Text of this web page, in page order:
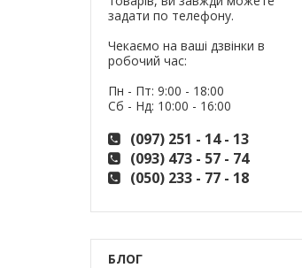
задати по телефону.
Чекаємо на ваші дзвінки в
робочий час:
Пн - Пт: 9:00 - 18:00
Сб - Нд: 10:00 - 16:00
(097) 251 - 14 - 13
(093) 473 - 57 - 74
(050) 233 - 77 - 18
БЛОГ